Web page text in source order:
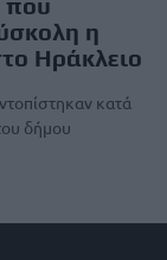
η
Ηράκλειο
κατά
δήμου